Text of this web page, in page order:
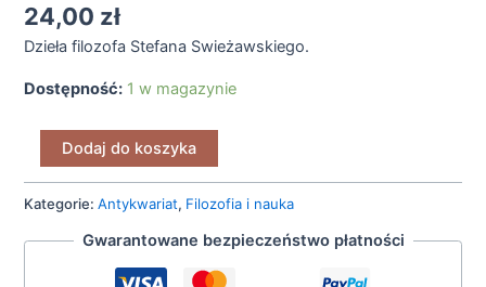
24,00 zł
Dzieła filozofa Stefana Swieżawskiego.
Dostępność: 1 w magazynie
Dodaj do koszyka
Kategorie:Antykwariat, Filozofia i nauka
Gwarantowane bezpieczeństwo płatności